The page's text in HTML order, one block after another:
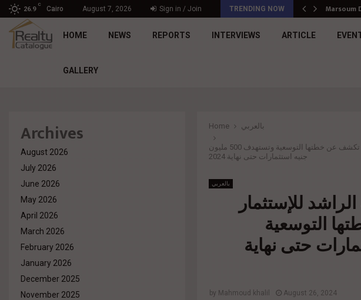
26.9
C
Cairo August 7, 2026 Sign in / Join TRENDING NOW د. محمد راشد: Market Dynamics أصبحت المعيار… Marsoum
HOME NEWS REPORTS INTERVIEWS ARTICLE
GALLERY
Home بالعربي
فى إطار خطتها التوسعية شركة الراشد للإستثمار والتطوير العقاري تكشف عن خطتها التوسعية وتستهدف 500 مليون
جنيه استثمارات حتى نهاية 2024
بالعربي
للإستثمار
التوسعية
استثمارات حتى نهاية
by Mahmoud khalil August 26, 2024
Archives
August 2026
July 2026
June 2026
May 2026
April 2026
March 2026
February 2026
January 2026
December 2025
November 2025